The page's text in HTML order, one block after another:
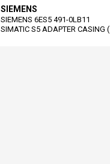
SIEMENS
SIEMENS 6ES5 491-0LB11
SIMATIC S5 ADAPTER CASING (